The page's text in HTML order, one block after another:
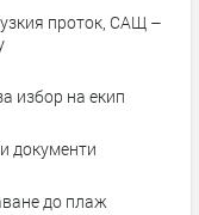
проток, САЩ –
избор на екип
документи
до плаж